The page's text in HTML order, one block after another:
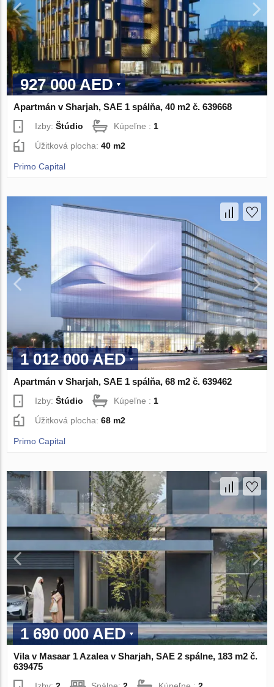
927 000 AED
Apartmán v Sharjah, SAE 1 spálňa, 40 m2 č. 639668
Izby:Štúdio Kúpeľne : 1
Úžitková plocha:40 m2
Primo Capital
1 012 000 AED
Apartmán v Sharjah, SAE 1 spálňa, 68 m2 č. 639462
Izby:Štúdio Kúpeľne : 1
Úžitková plocha:68 m2
Primo Capital
1 690 000 AED
Vila v Masaar 1 Azalea v Sharjah, SAE 2 spálne, 183 m2 č.
639475